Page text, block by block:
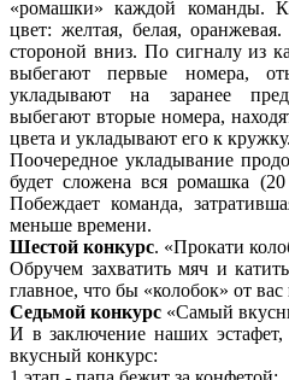
«ромашки» каждой команды.
цвет: желтая, белая,
стороной вниз. По сигналу из
выбегают первые номера,
укладывают на заранее
выбегают вторые номера,
цвета и укладывают его к кружку.
Поочередное укладывание
будет сложена вся ромашка
Побеждает команда,
меньше времени.
Шестой конкурс. «Прокати
Обручем захватить мяч и
главное, что бы «колобок» от
Седьмой конкурс «Самый
И в заключение наших эстафет,
вкусный конкурс: